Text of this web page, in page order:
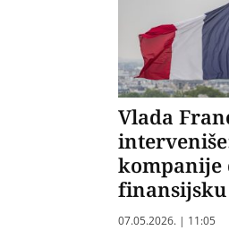
Vlada
kompanije
finansijsku
07.05.2026. | 11:05